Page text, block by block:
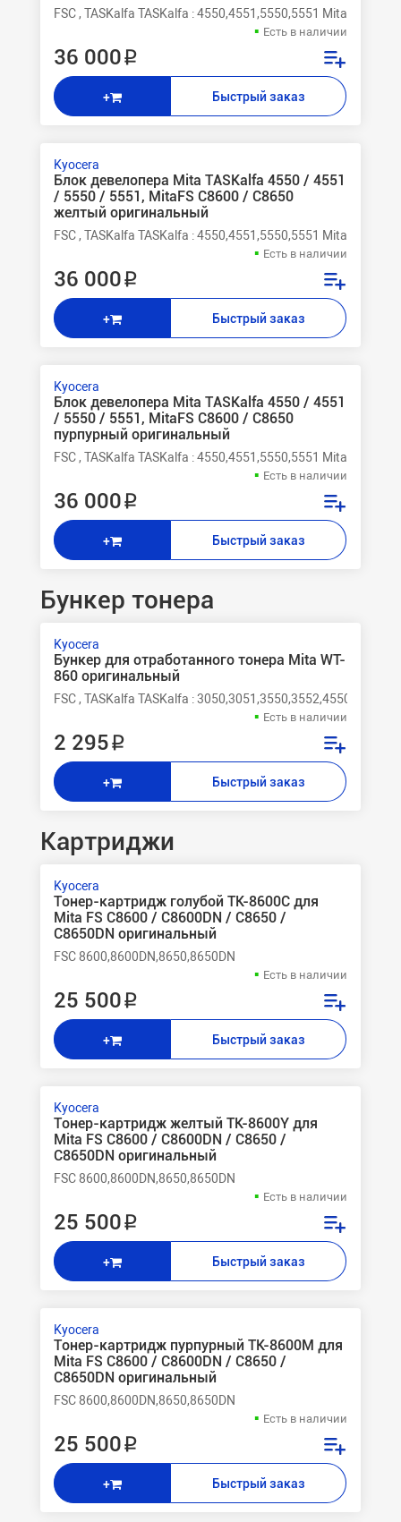
FSC , TASKalfa TASKalfa : 4550,4551,5550,5551 Mita FSС
Есть в наличии
36 000 ₽
+ Быстрый заказ
Kyocera
Блок девелопера Mita TASKalfa 4550 / 4551
/ 5550 / 5551, MitaFS C8600 / C8650
желтый оригинальный
FSC , TASKalfa TASKalfa : 4550,4551,5550,5551 Mita FSС
Есть в наличии
36 000 ₽
+ Быстрый заказ
Kyocera
Блок девелопера Mita TASKalfa 4550 / 4551
/ 5550 / 5551, MitaFS C8600 / C8650
пурпурный оригинальный
FSC , TASKalfa TASKalfa : 4550,4551,5550,5551 Mita FSС
Есть в наличии
36 000 ₽
+ Быстрый заказ
Бункер тонера
Kyocera
Бункер для отработанного тонера Mita WT-
860 оригинальный
FSC , TASKalfa TASKalfa :
Есть в наличии
2 295 ₽
+ Быстрый заказ
Картриджи
Kyocera
Тонер-картридж голубой TK-8600C для
Mita FS C8600 / C8600DN / C8650 /
C8650DN оригинальный
FSC 8600,8600DN,8650,8650DN
Есть в наличии
25 500 ₽
+ Быстрый заказ
Kyocera
Тонер-картридж желтый TK-8600Y для
Mita FS C8600 / C8600DN / C8650 /
C8650DN оригинальный
FSC 8600,8600DN,8650,8650DN
Есть в наличии
25 500 ₽
+ Быстрый заказ
Kyocera
Тонер-картридж пурпурный TK-8600M для
Mita FS C8600 / C8600DN / C8650 /
C8650DN оригинальный
FSC 8600,8600DN,8650,8650DN
Есть в наличии
25 500 ₽
+ Быстрый заказ